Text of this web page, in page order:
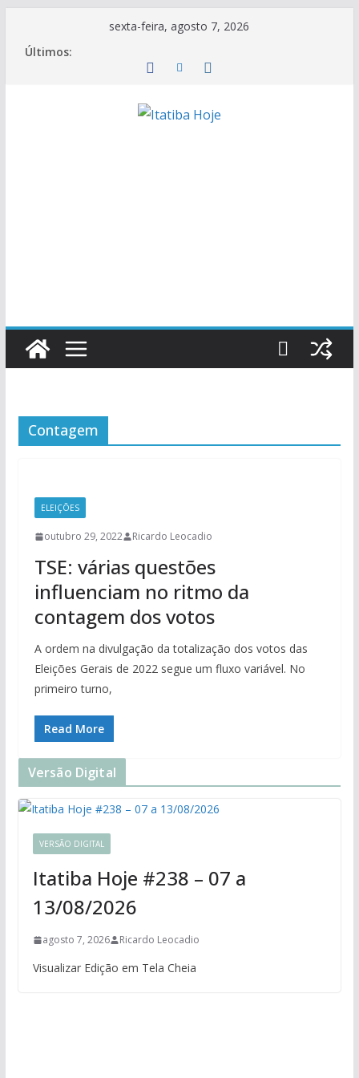
para
sexta-feira, agosto 7, 2026
Últimos:
Contagem
ELEIÇÕES
outubro 29, 2022 Ricardo Leocadio
TSE: várias questões
influenciam no ritmo da
contagem dos votos
A ordem na divulgação da totalização dos votos das
Eleições Gerais de 2022 segue um fluxo variável. No
primeiro turno,
Read More
Versão Digital
VERSÃO DIGITAL
Itatiba Hoje #238 – 07 a
13/08/2026
agosto 7, 2026 Ricardo Leocadio
Visualizar Edição em Tela Cheia